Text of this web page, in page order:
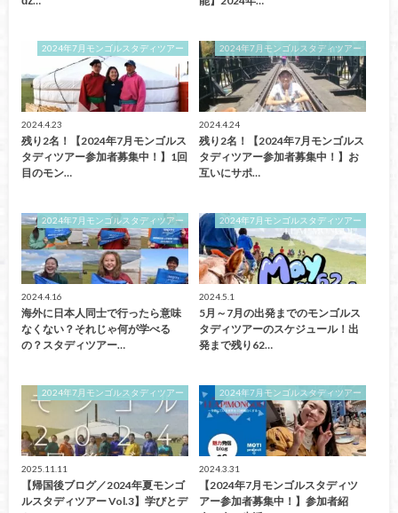
2024年7月モンゴルスタディツアー
2024.4.23
残り2名！【2024年7月モンゴルス
タディツアー参加者募集中！】1回
目のモン…
2024年7月モンゴルスタディツアー
2024.4.24
残り2名！【2024年7月モンゴルス
タディツアー参加者募集中！】お
互いにサポ…
2024年7月モンゴルスタディツアー
2024.4.16
海外に日本人同士で行ったら意味
なくない？それじゃ何が学べる
の？スタディツアー…
2024年7月モンゴルスタディツアー
2024.5.1
5月～7月の出発までのモンゴルス
タディツアーのスケジュール！出
発まで残り62…
2024年7月モンゴルスタディツアー
2025.11.11
【帰国後ブログ／2024年夏モンゴ
ルスタディツアー Vol.3】学びとデ
2024年7月モンゴルスタディツアー
2024.3.31
【2024年7月モンゴルスタディツ
アー参加者募集中！】参加者紹